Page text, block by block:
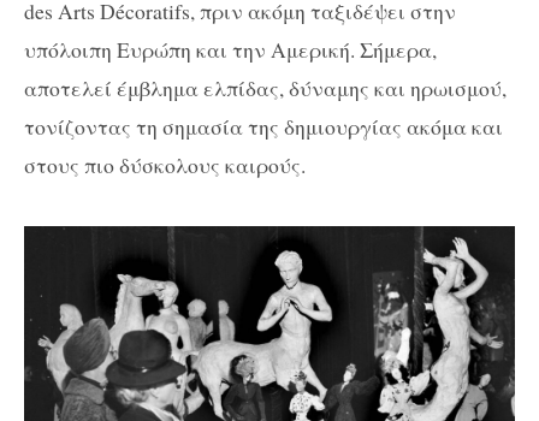
des Arts Décoratifs, πριν ακόμη ταξιδέψει στην
υπόλοιπη Ευρώπη και την Αμερική. Σήμερα,
αποτελεί έμβλημα ελπίδας, δύναμης και ηρωισμού,
τονίζοντας τη σημασία της δημιουργίας ακόμα και
στους πιο δύσκολους καιρούς.